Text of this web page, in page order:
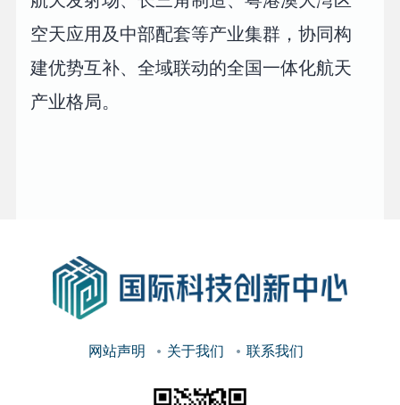
空天应用及中部配套等产业集群，协同构
建优势互补、全域联动的全国一体化航天
产业格局。
网站声明 关于我们 联系我们